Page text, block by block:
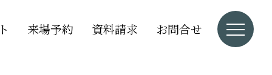
来場予約 資料請求 お問合せ